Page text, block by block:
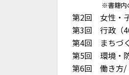
※書籍内の解
第2回 女性・
第3回 行政（
第4回 まちづ
第5回 環境・
第6回 働き方/